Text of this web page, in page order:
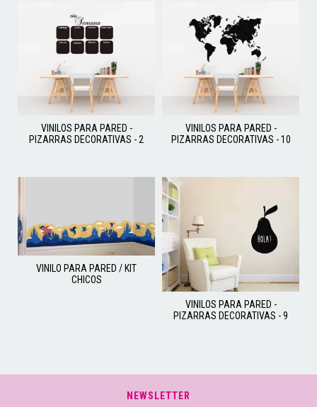
VINILOS PARA PARED -
PIZARRAS DECORATIVAS - 2
VINILOS PARA PARED -
PIZARRAS DECORATIVAS - 10
VINILO PARA PARED / KIT
CHICOS
VINILOS PARA PARED -
PIZARRAS DECORATIVAS - 9
NEWSLETTER